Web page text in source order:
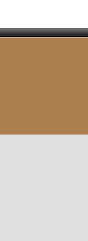
ZAKOPIASKI -